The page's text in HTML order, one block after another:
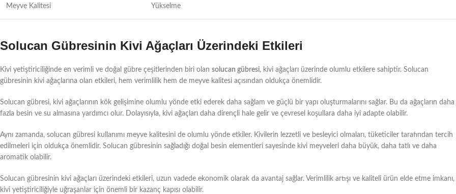
Meyve Kalitesi Yükselme
Solucan Gübresinin Kivi Ağaçları Üzerindeki Etkileri
Kivi yetiştiriciliğinde en verimli ve doğal gübre çeşitlerinden biri olan solucan gübresi, kivi ağaçları üzerinde olumlu etkilere sahiptir. Solucan
gübresinin kivi ağaçlarına olan etkileri, hem verimlilik hem de meyve kalitesi açısından oldukça önemlidir.
Solucan gübresi, kivi ağaçlarının kök gelişimine olumlu yönde etki ederek daha sağlam ve güçlü bir yapı oluşturmalarını sağlar. Bu da ağaçların daha
fazla besin ve su almasına yardımcı olur. Dolayısıyla, kivi ağaçları daha dirençli hale gelir ve çevresel koşullara daha iyi adapte olabilir.
Aynı zamanda, solucan gübresi kullanımı meyve kalitesini de olumlu yönde etkiler. Kivilerin lezzetli ve besleyici olmaları, tüketiciler tarafından tercih
edilmeleri için oldukça önemlidir. Solucan gübresinin sağladığı doğal besin elementleri sayesinde kivi meyveleri daha büyük, daha tatlı ve daha
aromatik olabilir.
Solucan gübresinin kivi ağaçları üzerindeki etkileri, uzun vadede ekonomik olarak da avantaj sağlar. Verimlilik artışı ve kaliteli ürün elde etme imkanı,
kivi yetiştiriciliğiyle uğraşanlar için önemli bir kazanç kapısı olabilir.